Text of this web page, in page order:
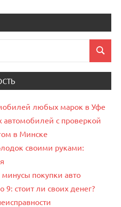
Поиск
любых марок в Уфе
автомобилей с проверкой
в Минске
своими руками:
покупки авто
9: стоит ли своих денег?